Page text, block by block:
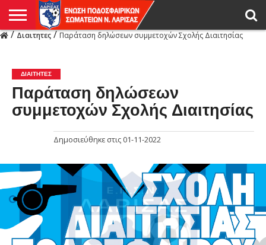
/Διαιτητες/Παράταση δηλώσεων συμμετοχών Σχολής Διαιτησίας
ΔΙΑΙΤΗΤΕΣ
Παράταση δηλώσεων
συμμετοχών Σχολής Διαιτησίας
Δημοσιεύθηκε στις 01-11-2022